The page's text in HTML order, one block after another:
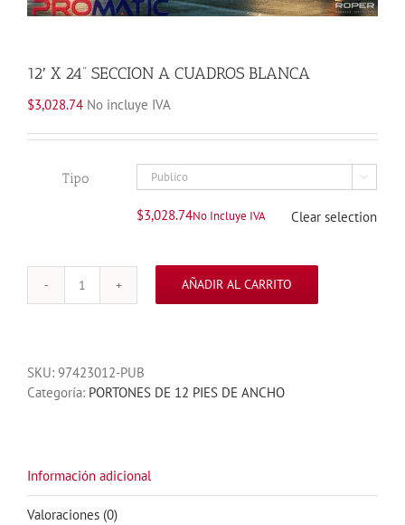
12′ X 24” SECCION A CUADROS BLANCA
$3,028.74 No incluye IVA
Tipo 
$3,028.74No Incluye IVA Clear selection
12'
A
CUADROS
AÑADIR AL CARRITO
SKU: 97423012-PUB
Categoría: PORTONES DE 12 PIES DE ANCHO
Información adicional
Valoraciones (0)